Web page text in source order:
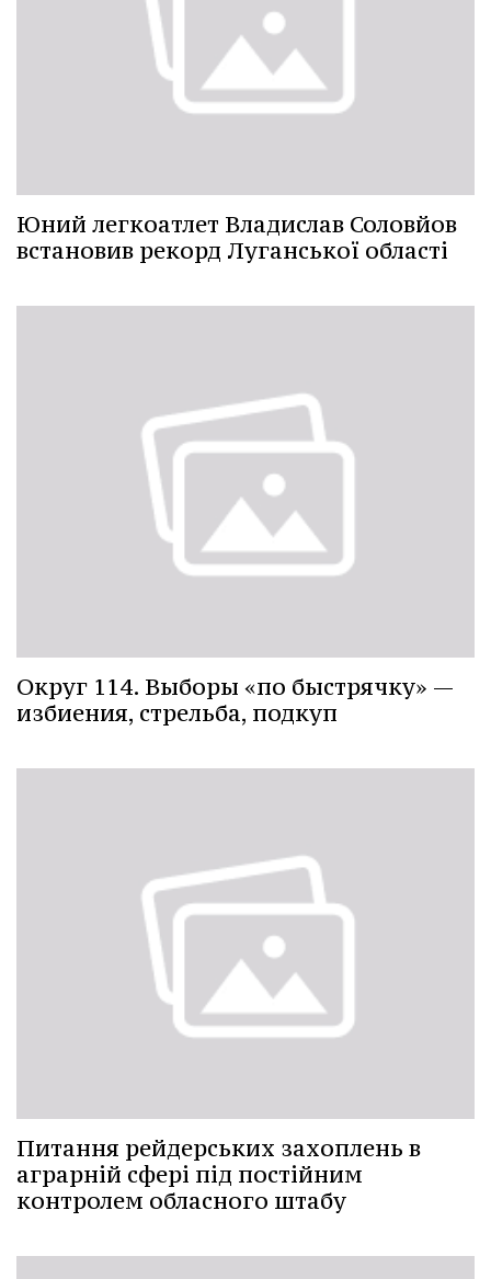
Юний легкоатлет Владислав Соловйов
встановив рекорд Луганської області
Округ 114. Выборы «по быстрячку» —
избиения, стрельба, подкуп
Питання рейдерських захоплень в
аграрній сфері під постійним
контролем обласного штабу